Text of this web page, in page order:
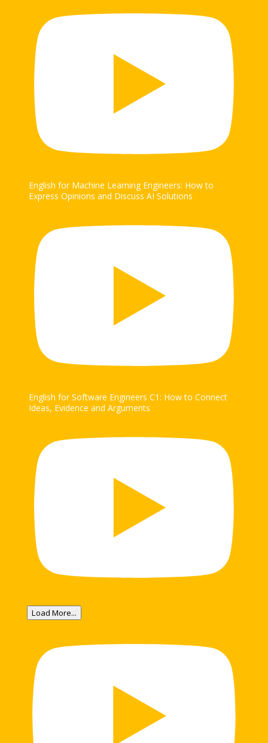
English for Machine Learning Engineers: How to
Express Opinions and Discuss AI Solutions
English for Software Engineers C1: How to Connect
Ideas, Evidence and Arguments
Load More...